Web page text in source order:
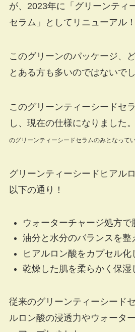
が、2023年に「グリーンティ
セラム」としてリニューアル！
このグリーンのパッケージ、
とある方も多いのではないで
このグリーンティーシードセ
し、現在の仕様になりました。
のグリーンティーシードセラムのみとなってい
グリーンティーシードヒアル
以下の通り！
ウォーターチャージ処方で
油分と水分のバランスを整
ヒアルロン酸をカプセル化
乾燥した肌を柔らかく保湿
従来のグリーンティーシード
ルロン酸の浸透力やウォータ